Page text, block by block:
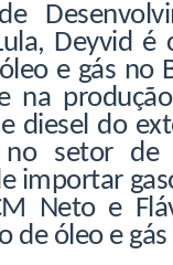
Deyvid
e gás no
na
diesel do
no setor
importar
Neto e
óleo e gás